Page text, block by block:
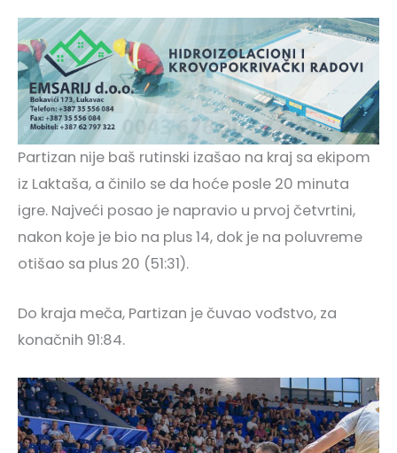
Partizan nije baš rutinski izašao na kraj sa ekipom
iz Laktaša, a činilo se da hoće posle 20 minuta
igre. Najveći posao je napravio u prvoj četvrtini,
nakon koje je bio na plus 14, dok je na poluvreme
otišao sa plus 20 (51:31).
Do kraja meča, Partizan je čuvao vođstvo, za
konačnih 91:84.